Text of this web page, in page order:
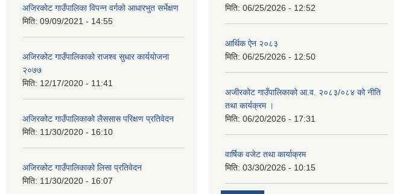
अजिरकाेट गाउँपालिका विपन्न वर्गकाे आधारभुत सर्भेक्षण
मिति: 09/09/2021 - 14:55
अजिरकोट गाउँपालिकाको राजश्व सुधार कार्ययोजना
२०७७
मिति: 12/17/2020 - 11:41
अजिरकोट गाउँपालिकाको लैससास परिक्षण प्रतिवेदन
मिति: 11/30/2020 - 16:10
अजिरकोट गाउँपालिकाको लिसा प्रतिवेदन
मिति: 11/30/2020 - 16:07
मिति: 06/25/2026 - 12:52
आर्थिक ऐन २०८३
मिति: 06/25/2026 - 12:50
अजीरकोट गाउँपालिकाको आ.व. २०८३/०८४ को नीति
तथा कार्यक्रम ।
मिति: 06/20/2026 - 17:31
वार्षिक वजेट तथा कार्याक्रम
मिति: 03/30/2026 - 10:15